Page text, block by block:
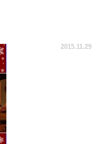
2015.11.29